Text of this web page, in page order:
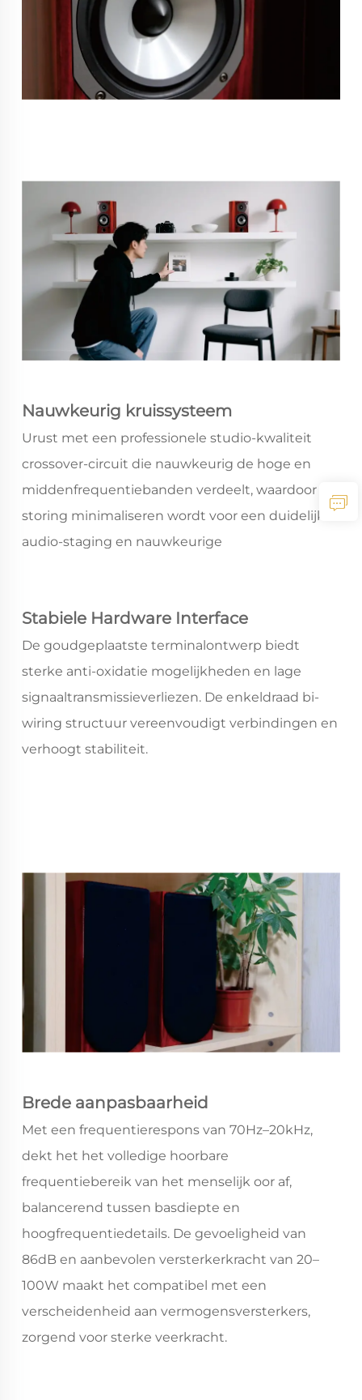
Nauwkeurig kruissysteem
Urust met een professionele studio-kwaliteit
crossover-circuit die nauwkeurig de hoge en
middenfrequentiebanden verdeelt, waardoor
storing minimaliseren wordt voor een duidelijke
audio-staging en nauwkeurige
Stabiele Hardware Interface
De goudgeplaatste terminalontwerp biedt
sterke anti-oxidatie mogelijkheden en lage
signaaltransmissieverliezen. De enkeldraad bi-
wiring structuur vereenvoudigt verbindingen en
verhoogt stabiliteit.
Brede aanpasbaarheid
Met een frequentierespons van 70Hz–20kHz,
dekt het het volledige hoorbare
frequentiebereik van het menselijk oor af,
balancerend tussen basdiepte en
hoogfrequentiedetails. De gevoeligheid van
86dB en aanbevolen versterkerkracht van 20–
100W maakt het compatibel met een
verscheidenheid aan vermogensversterkers,
zorgend voor sterke veerkracht.